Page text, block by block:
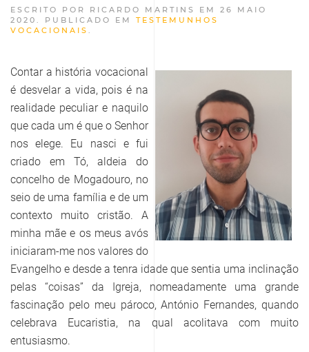
ESCRITO POR RICARDO MARTINS EM 26 MAIO
2020 . PUBLICADO EM TESTEMUNHOS
VOCACIONAIS .
Contar a história vocacional
é desvelar a vida, pois é na
realidade peculiar e naquilo
que cada um é que o Senhor
nos elege. Eu nasci e fui
criado em Tó, aldeia do
concelho de Mogadouro, no
seio de uma família e de um
contexto muito cristão. A
minha mãe e os meus avós
iniciaram-me nos valores do
Evangelho e desde a tenra idade que sentia uma inclinação
pelas “coisas” da Igreja, nomeadamente uma grande
fascinação pelo meu pároco, António Fernandes, quando
celebrava Eucaristia, na qual acolitava com muito
entusiasmo.